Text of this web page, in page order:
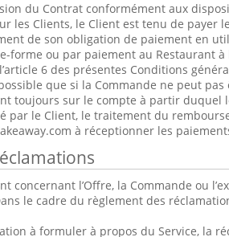
du Contrat conformément aux
les Clients, le Client est tenu de payer
de son obligation de paiement en
forme ou par paiement au Restaurant
6 des présentes Conditions
que si la Commande ne peut
toujours sur le compte à partir duquel
par le Client, le traitement du
à réceptionner les
concernant l’Offre, la Commande ou
le cadre du règlement des
à formuler à propos du Service, la